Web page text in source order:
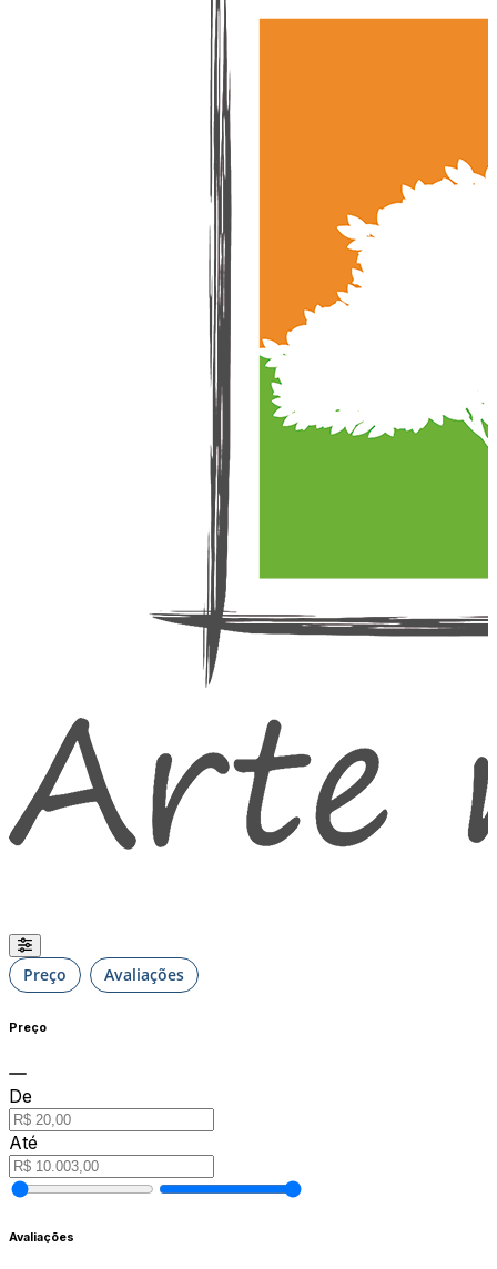
Preço Avaliações
Preço
De
Até
Avaliações